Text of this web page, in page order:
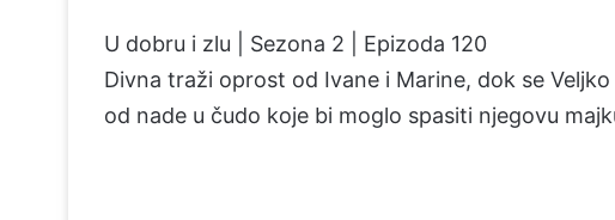
U dobru i zlu | Sezona 2 | Epizoda 120
Divna traži oprost od Ivane i Marine, dok se
od nade u čudo koje bi moglo spasiti njegovu